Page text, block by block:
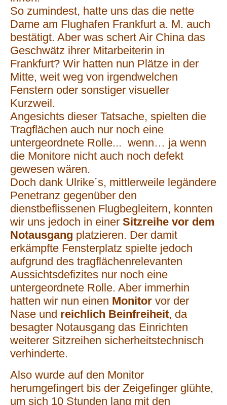
So zumindest, hatte uns das die nette
Dame am Flughafen Frankfurt a. M. auch
bestätigt. Aber was schert Air China das
Geschwätz ihrer Mitarbeiterin in
Frankfurt? Wir hatten nun Plätze in der
Mitte, weit weg von irgendwelchen
Fenstern oder sonstiger visueller
Kurzweil.
Angesichts dieser Tatsache, spielten die
Tragflächen auch nur noch eine
untergeordnete Rolle... wenn… ja wenn
die Monitore nicht auch noch defekt
gewesen wären.
Doch dank Ulrike´s, mittlerweile legändere
Penetranz gegenüber den
dienstbeflissenen Flugbegleitern, konnten
wir uns jedoch in einer Sitzreihe vor dem
Notausgang platzieren. Der damit
erkämpfte Fensterplatz spielte jedoch
aufgrund des tragflächenrelevanten
Aussichtsdefizites nur noch eine
untergeordnete Rolle. Aber immerhin
hatten wir nun einen Monitor vor der
Nase und reichlich Beinfreiheit, da
besagter Notausgang das Einrichten
weiterer Sitzreihen sicherheitstechnisch
verhinderte.
Also wurde auf den Monitor
herumgefingert bis der Zeigefinger glühte,
um sich 10 Stunden lang mit den